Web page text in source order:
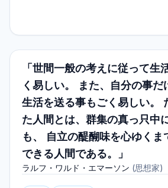
「世間一般の考えに従って生
く易しい。 また、自分の事だ
生活を送る事もごく易しい。
た人間とは、群集の真っ只中
も、 自立の醍醐味を心ゆくま
できる人間である。」
ラルフ・ワルド・エマーソン (思想家)